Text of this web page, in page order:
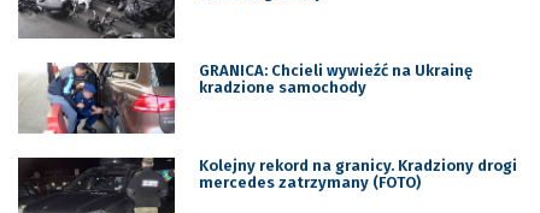
GRANICA: Chcieli wywieźć na Ukrainę
kradzione samochody
Kolejny rekord na granicy. Kradziony drogi
mercedes zatrzymany (FOTO)